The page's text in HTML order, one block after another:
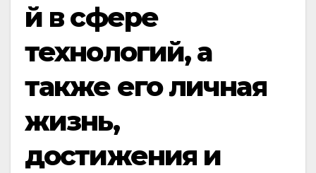
й в сфере
технологий, а
также его личная
жизнь,
достижения и